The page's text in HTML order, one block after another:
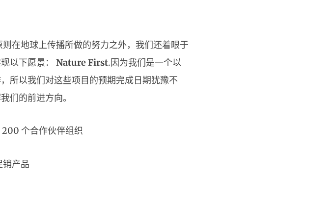
在地球上传播所做的努力之外，我们还着眼于
以下愿景： Nature First.因为我们是一个以
所以我们对这些项目的预期完成日期犹豫不
们的前进方向。
个合作伙伴组织
产品